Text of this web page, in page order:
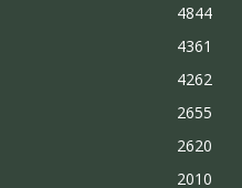
4844
4361
4262
2655
2620
2010